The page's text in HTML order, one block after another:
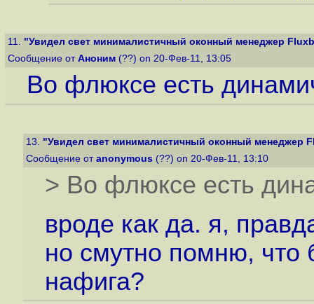
11. "Увидел свет минималистичный оконный менеджер
Сообщение от Аноним (??) on 20-Фев-11, 13:05
Во флюксе есть
13. "Увидел свет минималистичный оконный менеджер
Сообщение от anonymous (??) on 20-Фев-11, 13:10
> Во флюксе есть
вроде как да. я,
но смутно помню, что
нафига?